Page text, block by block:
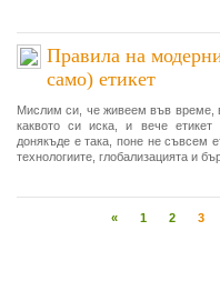
Правила на
само) етикет
Мислим си, че живеем във време,
каквото си иска, и вече
донякъде е така, поне не съвсем
технологиите, глобализацията и
« 1 2 3